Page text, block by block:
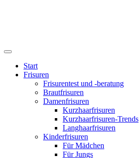
Start
Frisuren
Frisurentest und -beratung
Brautfrisuren
Damenfrisuren
Kurzhaarfrisuren
Kurzhaarfrisuren-Trends
Langhaarfrisuren
Kinderfrisuren
Für Mädchen
Für Jungs